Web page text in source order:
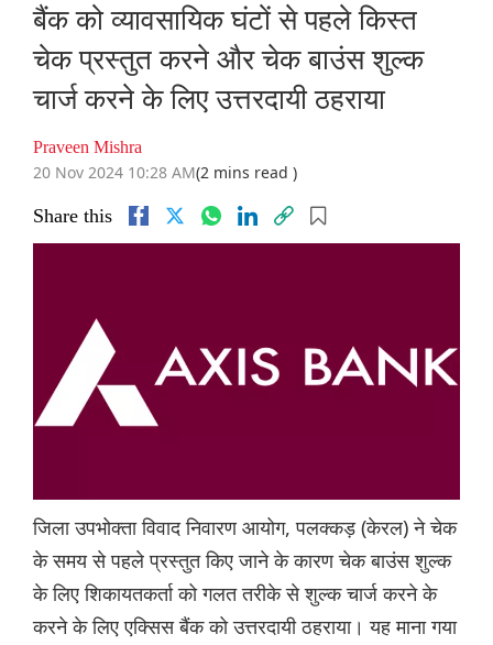
बैंक को व्यावसायिक घंटों से पहले किस्त
चेक प्रस्तुत करने और चेक बाउंस शुल्क
चार्ज करने के लिए उत्तरदायी ठहराया
Praveen Mishra
20 Nov 2024 10:28 AM(2 mins read )
Share this
जिला उपभोक्ता विवाद निवारण आयोग, पलक्कड़ (केरल) ने चेक
के समय से पहले प्रस्तुत किए जाने के कारण चेक बाउंस शुल्क
के लिए शिकायतकर्ता को गलत तरीके से शुल्क चार्ज करने के
करने के लिए एक्सिस बैंक को उत्तरदायी ठहराया। यह माना गया